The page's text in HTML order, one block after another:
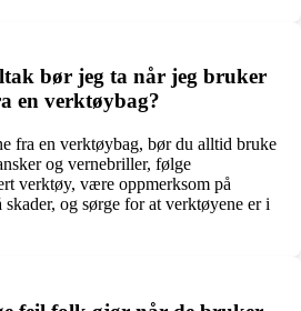
bør jeg ta når jeg bruker
en verktøybag?
fra en verktøybag, bør du alltid bruke
og vernebriller, følge
verktøy, være oppmerksom på
og sørge for at verktøyene er i